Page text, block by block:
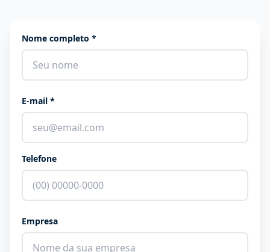
Nome completo *
E-mail *
Telefone
Empresa